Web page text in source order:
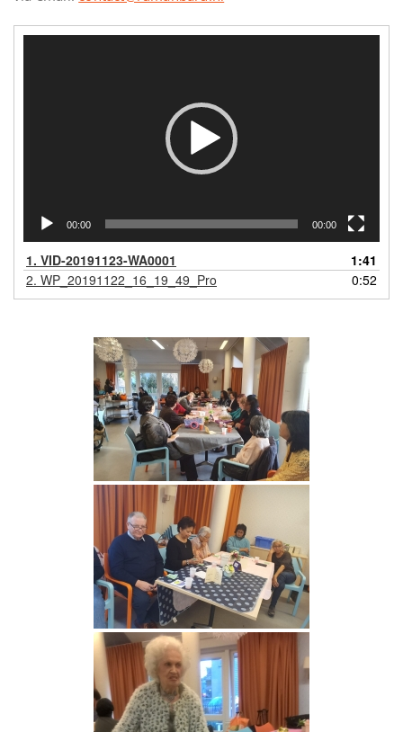
00:00 00:00
1. VID-20191123-WA0001
1:41
2. WP_20191122_16_19_49_Pro 0:52